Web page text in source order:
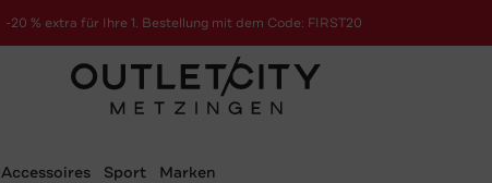
-20 % extra für Ihre 1. Bestellung mit dem Code: FIRST20
Accessoires Sport Marken